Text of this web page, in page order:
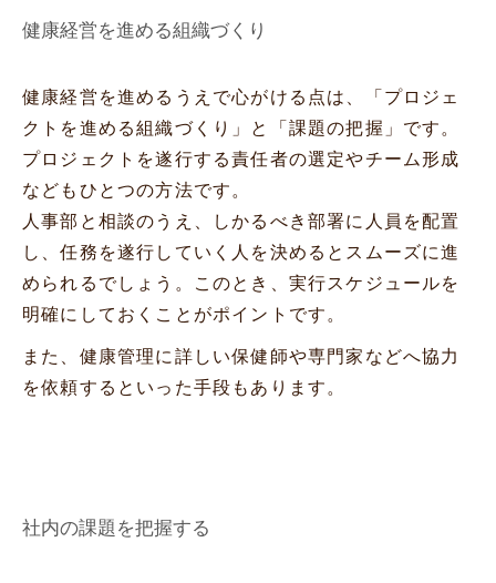
健康経営を進める組織づくり
健康経営を進めるうえで心がける点は、「プロジェ
クトを進める組織づくり」と「課題の把握」です。
プロジェクトを遂行する責任者の選定やチーム形成
などもひとつの方法です。
人事部と相談のうえ、しかるべき部署に人員を配置
し、任務を遂行していく人を決めるとスムーズに進
められるでしょう。このとき、実行スケジュールを
明確にしておくことがポイントです。
また、健康管理に詳しい保健師や専門家などへ協力
を依頼するといった手段もあります。
社内の課題を把握する